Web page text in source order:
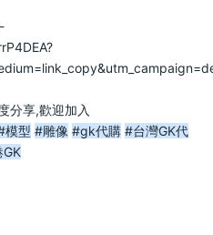
買賣谷:
生產進度分享,歡迎加入
模型 #雕像 #gk代購 #台灣GK代